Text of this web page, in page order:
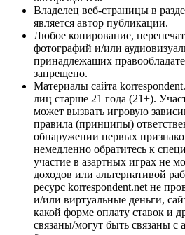
Владелец веб-страницы в
является автор публикации.
Любое копирование,
фотографий и/или
принадлежащих
запрещено.
Материалы сайта
лиц старше 21 года (21+).
может вызвать игровую
правила (принципы)
обнаружении первых
немедленно обратитесь к
участие в азартных играх не
доходов или альтернативой
ресурс korrespondent.net не
и/или виртуальные деньги,
какой форме оплату ставок и
связаны/могут быть связаны с